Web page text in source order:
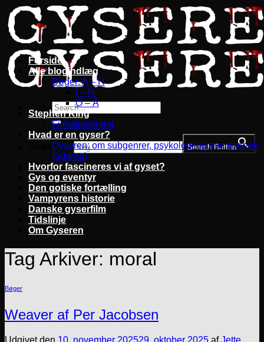
Fortsæt
til
indhold
Search for: Search Button
Forside
Alle blogindlæg
Bøger: A – H
I – N
O – Å
Stephen King
Filmatiseringer
Hvad er en gyser?
Gyseren: om subgenrer, psykologi og eventyrtræk
(uddrag)
Hvorfor fascineres vi af gyset?
Gys og eventyr
Den gotiske fortælling
Vampyrens historie
Danske gyserfilm
Tidslinje
Om Gyseren
Tag Arkiver: moral
Bøger
Weaver af Per Jacobsen